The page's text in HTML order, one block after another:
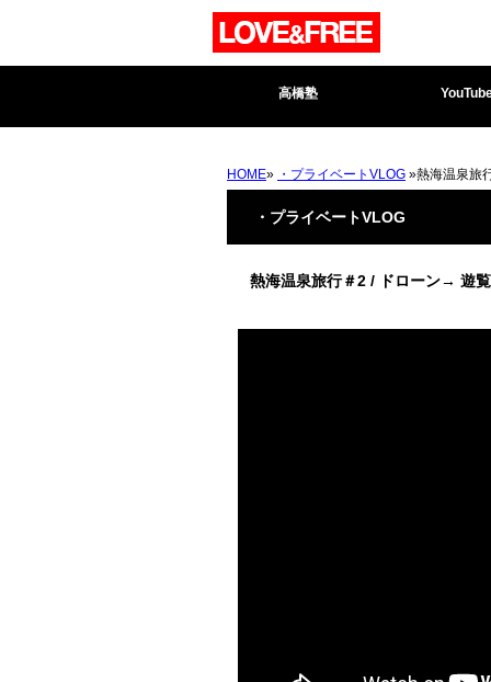
高橋塾
HOME» ・プライベートVLOG »熱海温泉旅
・プライベートVLOG
熱海温泉旅行＃2 / ドローン→ 遊